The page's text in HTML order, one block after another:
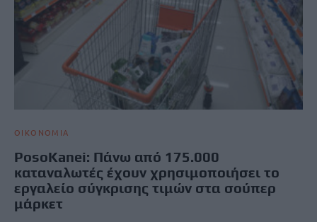
ΟΙΚΟΝΟΜΙΑ
PosoKanei: Πάνω από 175.000
καταναλωτές έχουν χρησιμοποιήσει το
εργαλείο σύγκρισης τιμών στα σούπερ
μάρκετ